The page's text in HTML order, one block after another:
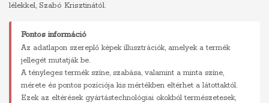
lélekkel, Szabó Krisztinától.
Fontos információ
Az adatlapon szereplő képek illusztrációk, amelyek a termék
jellegét mutatják be.
A tényleges termék színe, szabása, valamint a minta színe,
mérete és pontos pozíciója kis mértékben eltérhet a látottaktól.
Ezek az eltérések gyártástechnológiai okokból természetesek,